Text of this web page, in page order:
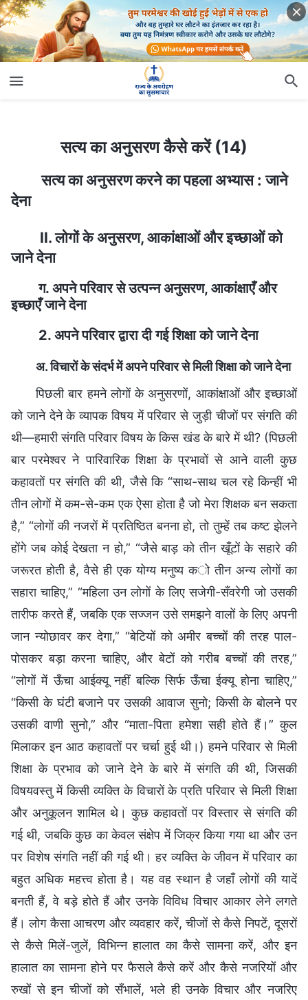
सत्य का अनुसरण कैसे करें (14)
सत्य का अनुसरण करने का पहला अभ्यास : जाने
देना
II. लोगों के अनुसरण, आकांक्षाओं और इच्छाओं को
जाने देना
ग. अपने परिवार से उत्पन्न अनुसरण, आकांक्षाएँ और
इच्छाएँ जाने देना
2. अपने परिवार द्वारा दी गई शिक्षा को जाने देना
अ. विचारों के संदर्भ में अपने परिवार से मिली शिक्षा को जाने देना
पिछली बार हमने लोगों के अनुसरणों, आकांक्षाओं और इच्छाओं
को जाने देने के व्यापक विषय में परिवार से जुड़ी चीजों पर संगति की
थी—हमारी संगति परिवार विषय के किस खंड के बारे में थी? (पिछली
बार परमेश्वर ने पारिवारिक शिक्षा के प्रभावों से आने वाली कुछ
कहावतों पर संगति की थी, जैसे कि “साथ-साथ चल रहे किन्हीं भी
तीन लोगों में कम-से-कम एक ऐसा होता है जो मेरा शिक्षक बन सकता
है,” “लोगों की नजरों में प्रतिष्ठित बनना हो, तो तुम्हें तब कष्ट झेलने
होंगे जब कोई देखता न हो,” “जैसे बाड़ को तीन खूँटों के सहारे की
जरूरत होती है, वैसे ही एक योग्य मनुष्य को तीन अन्य लोगों का
सहारा चाहिए,” “महिला उन लोगों के लिए सजेगी-सँवरेगी जो उसकी
तारीफ करते हैं, जबकि एक सज्जन उसे समझने वालों के लिए अपनी
जान न्योछावर कर देगा,” “बेटियों को अमीर बच्चों की तरह पाल-
पोसकर बड़ा करना चाहिए, और बेटों को गरीब बच्चों की तरह,”
“लोगों में ऊँचा आईक्यू नहीं बल्कि सिर्फ ऊँचा ईक्यू होना चाहिए,”
“किसी के घंटी बजाने पर उसकी आवाज सुनो; किसी के बोलने पर
उसकी वाणी सुनो,” और “माता-पिता हमेशा सही होते हैं।” कुल
मिलाकर इन आठ कहावतों पर चर्चा हुई थी।) हमने परिवार से मिली
शिक्षा के प्रभाव को जाने देने के बारे में संगति की थी, जिसकी
विषयवस्तु में किसी व्यक्ति के विचारों के प्रति परिवार से मिली शिक्षा
और अनुकूलन शामिल थे। कुछ कहावतों पर विस्तार से संगति की
गई थी, जबकि कुछ का केवल संक्षेप में जिक्र किया गया था और उन
पर विशेष संगति नहीं की गई थी। हर व्यक्ति के जीवन में परिवार का
बहुत अधिक महत्त्व होता है। यह वह स्थान है जहाँ लोगों की यादें
बनती हैं, वे बड़े होते हैं और उनके विविध विचार आकार लेने लगते
हैं। लोग कैसा आचरण और व्यवहार करें, चीजों से कैसे निपटें, दूसरों
से कैसे मिलें-जुलें, विभिन्न हालात का कैसे सामना करें, और इन
हालात का सामना होने पर फैसले कैसे करें और कैसे नजरियों और
रुखों से इन चीजों को सँभालें, भले ही उनके विचार और नजरिए